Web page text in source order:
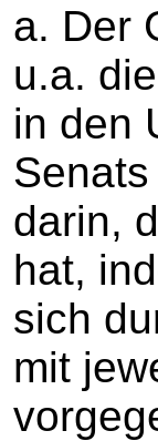
a. Der
u.a.
in den
darin,
hat,
sich
mit